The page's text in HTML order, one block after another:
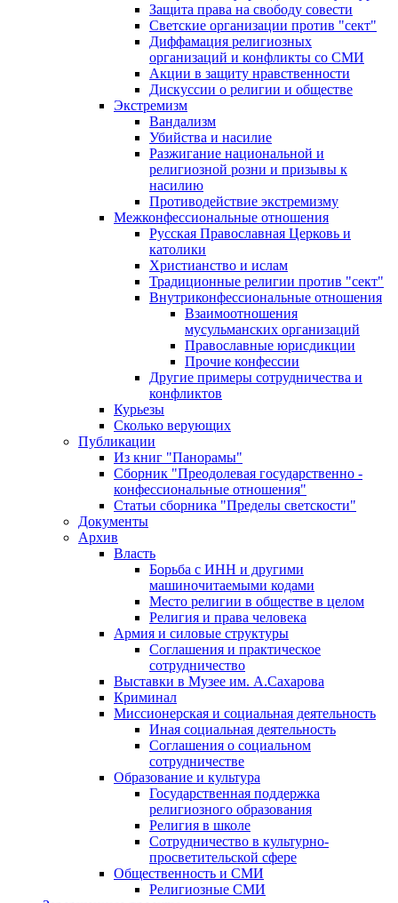
Защита права на свободу совести
Светские организации против "сект"
Диффамация религиозных
организаций и конфликты со СМИ
Акции в защиту нравственности
Дискуссии о религии и обществе
Экстремизм
Вандализм
Убийства и насилие
Разжигание национальной и
религиозной розни и призывы к
насилию
Противодействие экстремизму
Межконфессиональные отношения
Русская Православная Церковь и
католики
Христианство и ислам
Традиционные религии против "сект"
Внутриконфессиональные отношения
Взаимоотношения
мусульманских организаций
Православные юрисдикции
Прочие конфессии
Другие примеры сотрудничества и
конфликтов
Курьезы
Сколько верующих
Публикации
Из книг "Панорамы"
Сборник "Преодолевая государственно -
конфессиональные отношения"
Статьи сборника "Пределы светскости"
Документы
Архив
Власть
Борьба с ИНН и другими
машиночитаемыми кодами
Место религии в обществе в целом
Религия и права человека
Армия и силовые структуры
Соглашения и практическое
сотрудничество
Выставки в Музее им. А.Сахарова
Криминал
Миссионерская и социальная деятельность
Иная социальная деятельность
Соглашения о социальном
сотрудничестве
Образование и культура
Государственная поддержка
религиозного образования
Религия в школе
Сотрудничество в культурно-
просветительской сфере
Общественность и СМИ
Религиозные СМИ